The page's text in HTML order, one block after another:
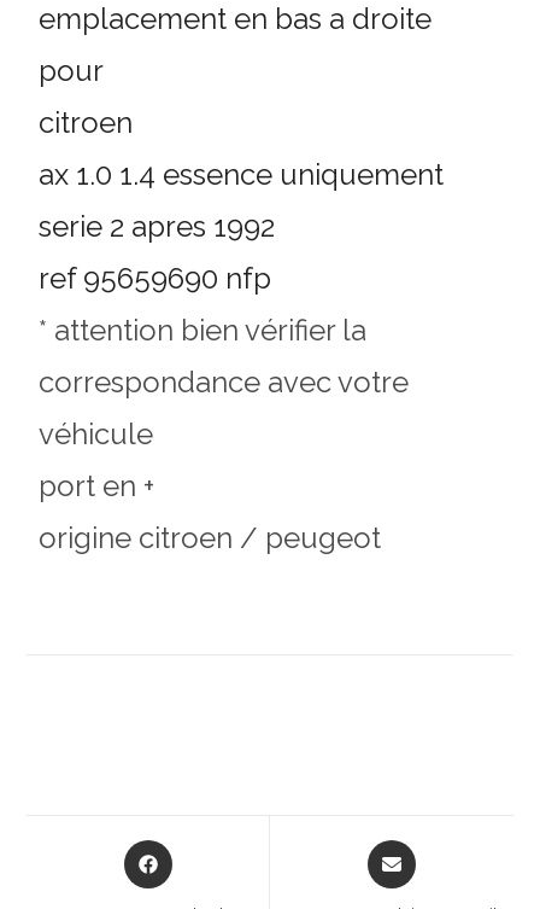
emplacement en bas a droite
pour
citroen
ax 1.0 1.4 essence uniquement
serie 2 apres 1992
ref 95659690 nfp
* attention bien vérifier la
correspondance avec votre
véhicule
port en +
origine citroen / peugeot
Opens
in
Opens
in